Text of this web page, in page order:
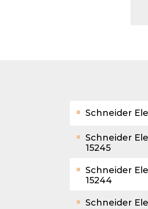
Schneider
Schneider
15245
Schneider
15244
Schneider